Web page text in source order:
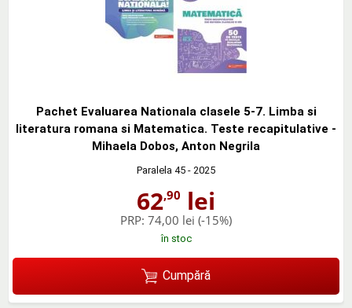
Pachet Evaluarea Nationala clasele 5-7. Limba si
literatura romana si Matematica. Teste recapitulative -
Mihaela Dobos, Anton Negrila
Paralela 45 - 2025
62,90 lei
PRP: 74,00 lei (-15%)
în stoc
Cumpără